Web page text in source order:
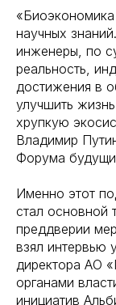
научных
инженеры, по
реальность,
достижения в
улучшить
хрупкую
Владимир
Форума
Именно этот
стал основной
преддверии
взял интервью
директора АО
органами
инициатив